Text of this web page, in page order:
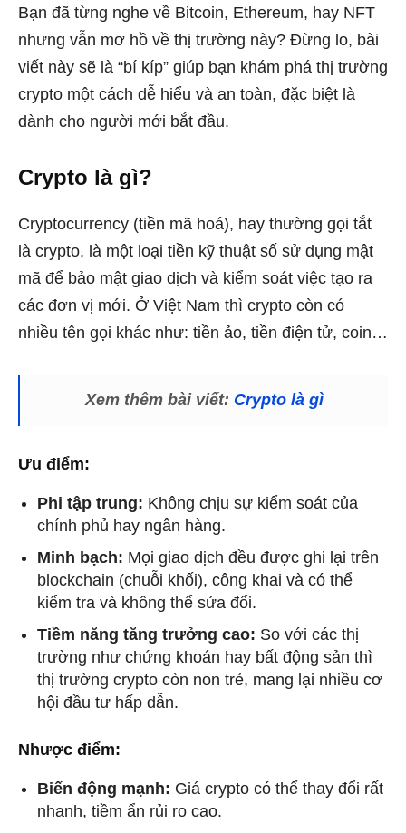
Bạn đã từng nghe về Bitcoin, Ethereum, hay NFT
nhưng vẫn mơ hồ về thị trường này? Đừng lo, bài
viết này sẽ là “bí kíp” giúp bạn khám phá thị trường
crypto một cách dễ hiểu và an toàn, đặc biệt là
dành cho người mới bắt đầu.
Crypto là gì?
Cryptocurrency (tiền mã hoá), hay thường gọi tắt
là crypto, là một loại tiền kỹ thuật số sử dụng mật
mã để bảo mật giao dịch và kiểm soát việc tạo ra
các đơn vị mới. Ở Việt Nam thì crypto còn có
nhiều tên gọi khác như: tiền ảo, tiền điện tử, coin…
Xem thêm bài viết: Crypto là gì
Ưu điểm:
Phi tập trung: Không chịu sự kiểm soát của
chính phủ hay ngân hàng.
Minh bạch: Mọi giao dịch đều được ghi lại trên
blockchain (chuỗi khối), công khai và có thể
kiểm tra và không thể sửa đổi.
Tiềm năng tăng trưởng cao: So với các thị
trường như chứng khoán hay bất động sản thì
thị trường crypto còn non trẻ, mang lại nhiều cơ
hội đầu tư hấp dẫn.
Nhược điểm:
Biến động mạnh: Giá crypto có thể thay đổi rất
nhanh, tiềm ẩn rủi ro cao.